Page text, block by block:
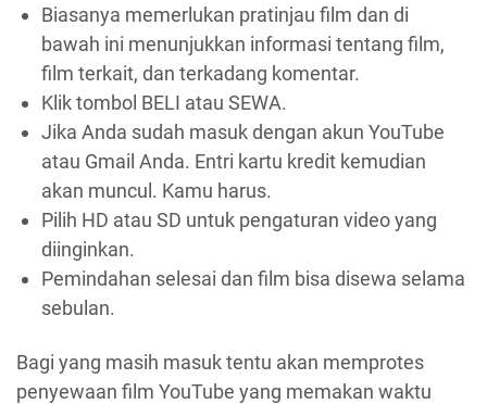
Biasanya memerlukan pratinjau film dan di
bawah ini menunjukkan informasi tentang film,
film terkait, dan terkadang komentar.
Klik tombol BELI atau SEWA.
Jika Anda sudah masuk dengan akun YouTube
atau Gmail Anda. Entri kartu kredit kemudian
akan muncul. Kamu harus.
Pilih HD atau SD untuk pengaturan video yang
diinginkan.
Pemindahan selesai dan film bisa disewa selama
sebulan.
Bagi yang masih masuk tentu akan memprotes
penyewaan film YouTube yang memakan waktu